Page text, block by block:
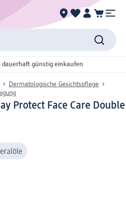
dauerhaft günstig einkaufen
Dermatologische Gesichtspflege
Protect Face Care Double